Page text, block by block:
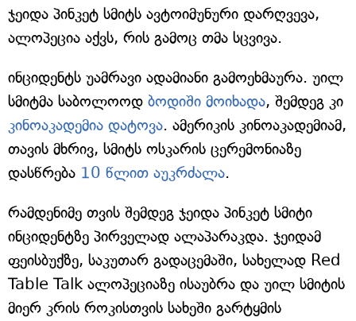
ჯეიდა პინკეტ სმიტს ავტოიმუნური დარღვევა,
ალოპეცია აქვს, რის გამოც თმა სცვივა.
ინციდენტს უამრავი ადამიანი გამოეხმაურა. უილ
სმიტმა საბოლოოდ ბოდიში მოიხადა, შემდეგ კი
კინოაკადემია დატოვა. ამერიკის კინოაკადემიამ,
თავის მხრივ, სმიტს ოსკარის ცერემონიაზე
დასწრება 10 წლით აუკრძალა.
რამდენიმე თვის შემდეგ ჯეიდა პინკეტ სმიტი
ინციდენტზე პირველად ალაპარაკდა. ჯეიდამ
ფეისბუქზე, საკუთარ გადაცემაში, სახელად Red
Table Talk ალოპეციაზე ისაუბრა და უილ სმიტის
მიერ კრის როკისთვის სახეში გარტყმის